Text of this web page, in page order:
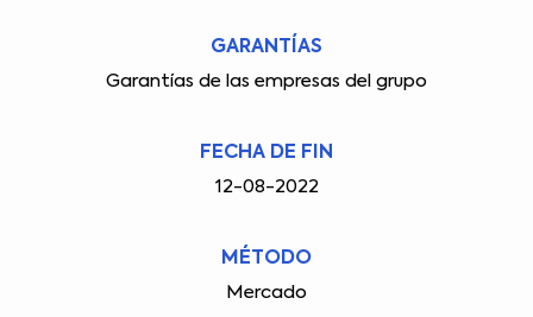
GARANTÍAS
Garantías de las empresas del grupo
FECHA DE FIN
12-08-2022
MÉTODO
Mercado